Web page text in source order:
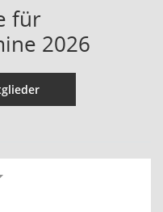
für
2026